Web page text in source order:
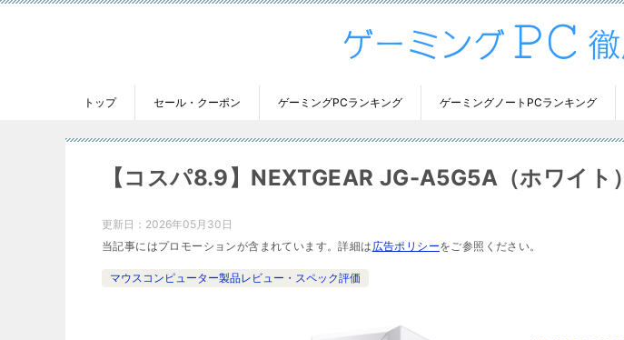
トップ セール・クーポン ゲーミングPCランキング ゲーミングノートPCランキング
【コスパ8.9】NEXTGEAR JG-A5G5A（ホワイト
更新日： 2026年05月30日
当記事にはプロモーションが含まれています。詳細は 広告ポリシーをご参照ください。
マウスコンピューター製品レビュー・スペック評価